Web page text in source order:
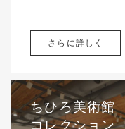
さらに詳しく
ちひろ美術館
コレクション